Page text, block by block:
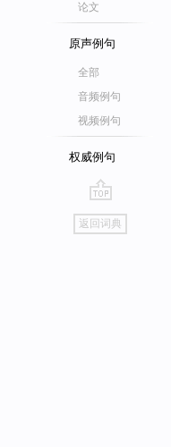
论文
原声例句
全部
音频例句
视频例句
权威例句
go
top
返回词典